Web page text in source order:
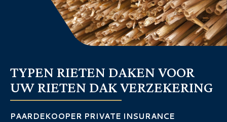
TYPEN RIETEN DAKEN VOOR
UW RIETEN DAK VERZEKERING
PAARDEKOOPER PRIVATE INSURANCE